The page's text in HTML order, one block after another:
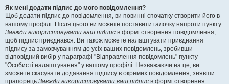
Як мені додати підпис до мого повідомлення?
Щоб додати підпис до повідомлення, ви повинні спочатку створити його в
вашому профілі. Після цього ви можете поставити галочку напроти пункту
Завжди використовувати ваш підпис в формі створення повідомлення,
щоб підпис приєднався. Ви також можете налаштувати приєднання
підпису за замовчуванням до усіх ваших повідомлень, зробивши
відповідний вибір у параграфі "Відправлення повідомлень" пункту
"Особисті налаштування" у вашому профілі. Незважаючи на це, ви
зможете скасувати додавання підпису в окремих повідомлення, знявши
прапорець Завжди використовувати ваш підпис в формі створення